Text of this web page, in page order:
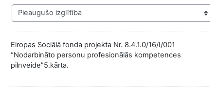
Eiropas Sociālā fonda projekta Nr. 8.4.1.0/16/I/001
“Nodarbināto personu profesionālās kompetences
pilnveide”5.kārta.